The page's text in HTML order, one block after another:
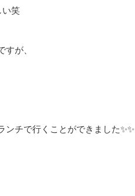
い笑
が、
チで行くことができました✨✨